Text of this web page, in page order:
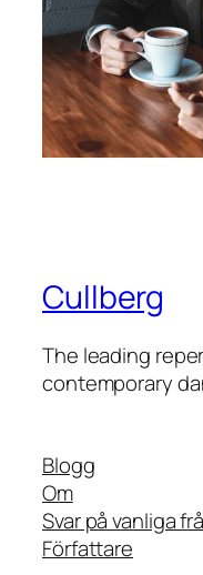
Cullberg
The leading
contemporary
Blogg
Om
Svar på vanliga
Författare